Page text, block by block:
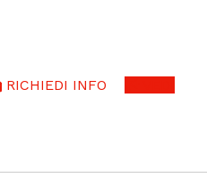
RICHIEDI INFO